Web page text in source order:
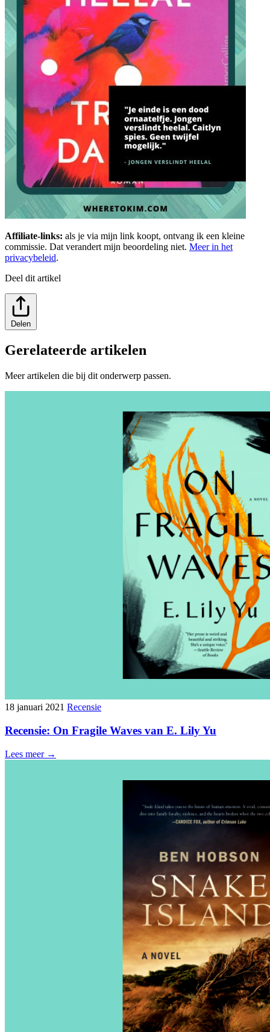
Affiliate-links: als je via mijn link koopt, ontvang ik een kleine
commissie. Dat verandert mijn beoordeling niet. Meer in het
privacybeleid.
Deel dit artikel
Delen
Gerelateerde artikelen
Meer artikelen die bij dit onderwerp passen.
18 januari 2021 Recensie
Recensie: On Fragile Waves van E. Lily Yu
Lees meer →